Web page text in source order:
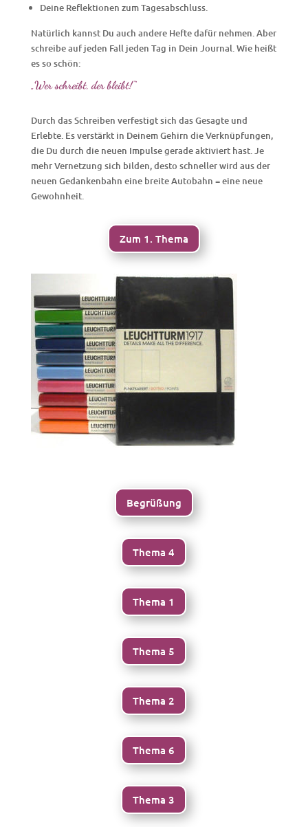
Deine Reflektionen zum Tagesabschluss.
Natürlich kannst Du auch andere Hefte dafür nehmen. Aber
schreibe auf jeden Fall jeden Tag in Dein Journal. Wie heißt
es so schön:
„Wer schreibt, der bleibt!“
Durch das Schreiben verfestigt sich das Gesagte und
Erlebte. Es verstärkt in Deinem Gehirn die Verknüpfungen,
die Du durch die neuen Impulse gerade aktiviert hast. Je
mehr Vernetzung sich bilden, desto schneller wird aus der
neuen Gedankenbahn eine breite Autobahn = eine neue
Gewohnheit.
Zum 1. Thema
Begrüßung
Thema 4
Thema 1
Thema 5
Thema 2
Thema 6
Thema 3